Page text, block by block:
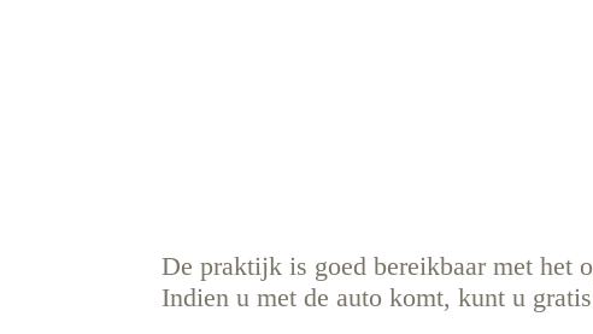
De praktijk is goed bereikbaar met het
Indien u met de auto komt, kunt u